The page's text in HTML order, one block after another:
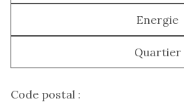
Energie
Quartier
Code postal :